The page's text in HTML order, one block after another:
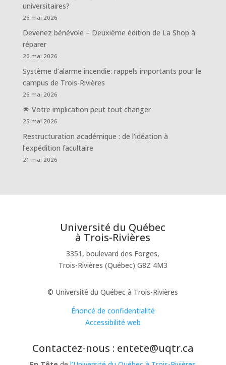
universitaires?
26 mai 2026
Devenez bénévole – Deuxième édition de La Shop à
réparer
26 mai 2026
Système d’alarme incendie: rappels importants pour le
campus de Trois-Rivières
26 mai 2026
🌟 Votre implication peut tout changer
25 mai 2026
Restructuration académique : de l’idéation à
l’expédition facultaire
21 mai 2026
Université du Québec
à Trois-Rivières
3351, boulevard des Forges,
Trois-Rivières (Québec) G8Z 4M3
© Université du Québec à Trois-Rivières
Énoncé de confidentialité
Accessibilité web
Contactez-nous : entete@uqtr.ca